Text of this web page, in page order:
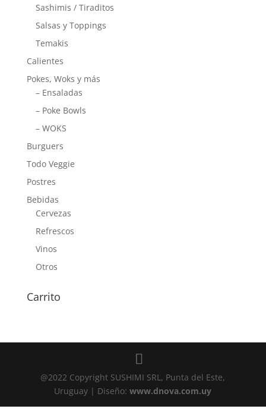
Sashimis / Tiraditos
Salsas y Toppings
Temakis
Calientes
Pokes, Woks y más
– Ensaladas
– Poke Bowls
– WOKS
Burguers
Todo Veggie
Postres
Bebidas
Cervezas
Refrescos
Vinos
Otros
Carrito
@2022 Copyright SUSHIMI SRL, Punta del Este,
Uruguay | Diseño:www.dnova.com.uy